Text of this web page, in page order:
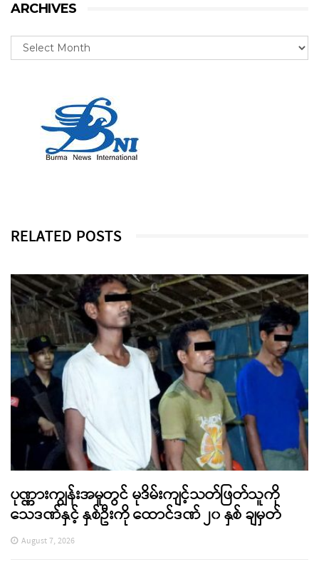
ARCHIVES
RELATED POSTS
ပုဏ္ဏားကျွန်းအမှုတွင် မုဒိမ်းကျင့်သတ်ဖြတ်သူကို
သေဒဏ်နှင့် နှစ်ဦးကို ထောင်ဒဏ် ၂၀ နှစ် ချမှတ်
August 7, 2026